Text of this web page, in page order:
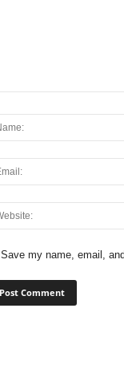
Save my name, email,